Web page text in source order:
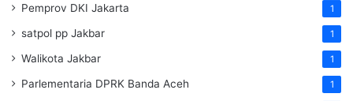
Pemprov DKI Jakarta 1
satpol pp Jakbar 1
Walikota Jakbar 1
Parlementaria DPRK Banda Aceh 1